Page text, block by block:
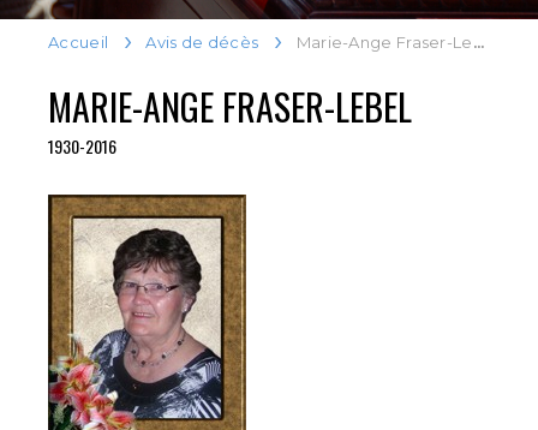
Accueil Avis de décès Marie-Ange Fraser-Lebel
MARIE-ANGE FRASER-LEBEL
1930-2016